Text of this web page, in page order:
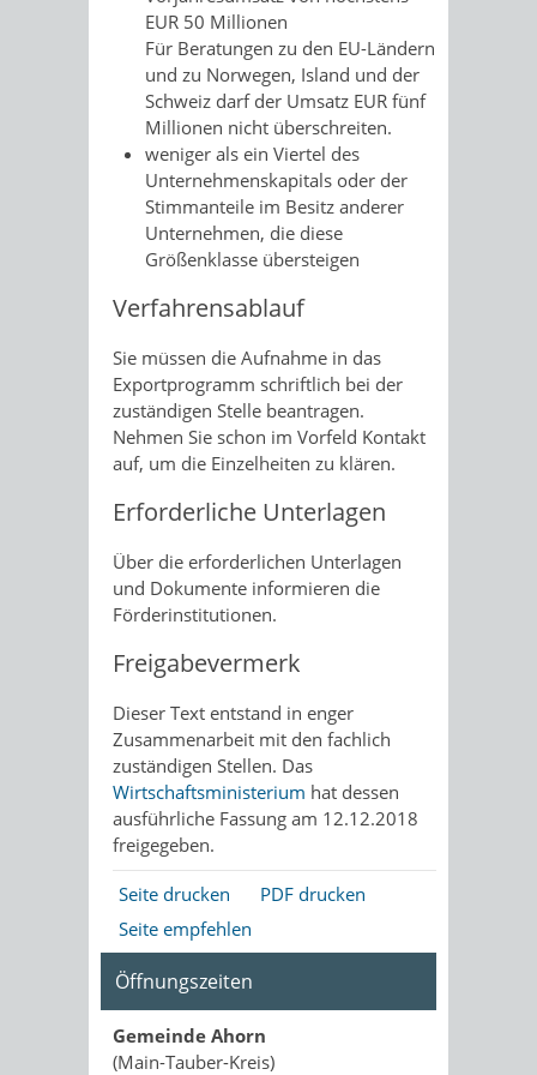
EUR 50 Millionen
Für Beratungen zu den EU-Ländern
und zu Norwegen, Island und der
Schweiz darf der Umsatz EUR fünf
Millionen nicht überschreiten.
weniger als ein Viertel des
Unternehmenskapitals oder der
Stimmanteile im Besitz anderer
Unternehmen, die diese
Größenklasse übersteigen
Verfahrensablauf
Sie müssen die Aufnahme in das
Exportprogramm schriftlich bei der
zuständigen Stelle beantragen.
Nehmen Sie schon im Vorfeld Kontakt
auf, um die Einzelheiten zu klären.
Erforderliche Unterlagen
Über die erforderlichen Unterlagen
und Dokumente informieren die
Förderinstitutionen.
Freigabevermerk
Dieser Text entstand in enger
Zusammenarbeit mit den fachlich
zuständigen Stellen. Das
Wirtschaftsministerium hat dessen
ausführliche Fassung am 12.12.2018
freigegeben.
Seite drucken
PDF drucken
Seite empfehlen
Öffnungszeiten
Gemeinde Ahorn
(Main-Tauber-Kreis)